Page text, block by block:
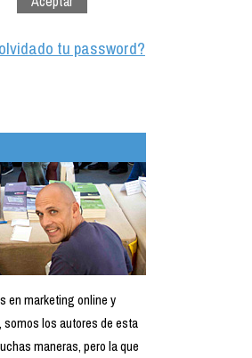
tu password?
en marketing online y
somos los autores de esta
maneras, pero la que